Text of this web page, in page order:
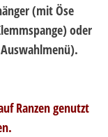
(mit Öse
oder
Ranzen genutzt